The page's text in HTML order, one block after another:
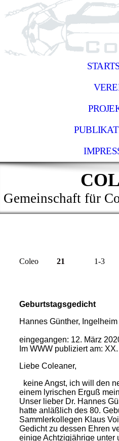
Gemeinschaft für
Coleo 21 1-3
Geburtstagsgedicht
Hannes Günther, Ingelheim
eingegangen: 12. März
Im WWW publiziert am:
Liebe Coleaner,
keine Angst, ich will den
einem lyrischen Erguß
Unser lieber Dr. Hannes
hatte anläßlich des 80.
Sammlerkollegen Klaus
Gedicht zu dessen Ehren
einige Achtzigjährige unter